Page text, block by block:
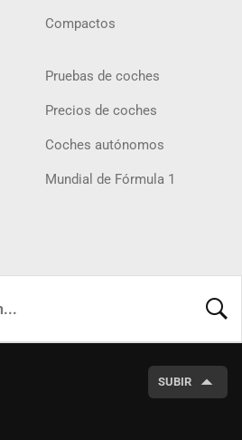
Compactos
Pruebas de coches
Precios de coches
Coches autónomos
Mundial de Fórmula 1
SUBIR